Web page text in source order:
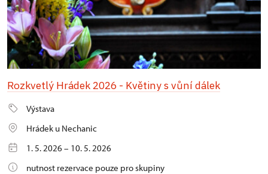
Rozkvetlý Hrádek 2026 - Květiny s vůní dálek
Výstava
Hrádek u Nechanic
1. 5. 2026 – 10. 5. 2026
nutnost rezervace pouze pro skupiny